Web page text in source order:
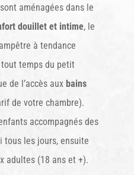
aménagées dans le
douillet et intime, le
à tendance
temps du petit
de l’accès aux bains
de votre chambre).
accompagnés des
tous les jours, ensuite
adultes (18 ans et +).